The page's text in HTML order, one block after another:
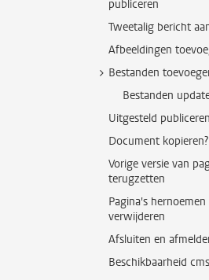
publiceren
Tweetalig bericht
Afbeeldingen
Bestanden
Bestanden
Uitgesteld publiceren
Document kopieren?
Vorige versie van
terugzetten
Pagina's hernoemen
verwijderen
Afsluiten en
Beschikbaarheid cms